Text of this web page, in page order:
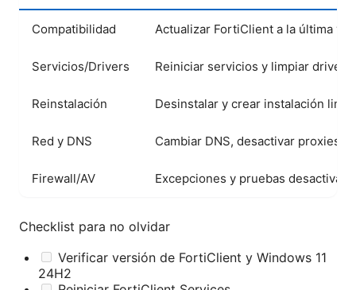
Compatibilidad Actualizar FortiClient a la última
Servicios/Drivers Reiniciar servicios y limpiar drivers
Reinstalación Desinstalar y crear instalación
Red y DNS Cambiar DNS, desactivar proxies
Firewall/AV Excepciones y pruebas
Checklist para no olvidar
Verificar versión de FortiClient y Windows 11
24H2